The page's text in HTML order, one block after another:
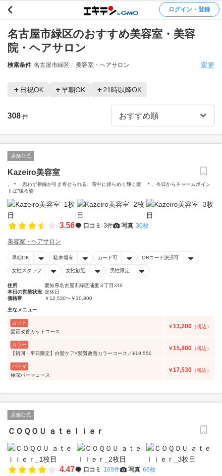
ログイン・登録
名古屋市緑区のおすすめ美容室・美容
院・ヘアサロン
検索条件 名古屋市緑区 美容室・ヘアサロン 変更
日祝OK 早朝OK 21時以降OK
308 件
店舗公式
Kazeiro美容室
。＊ 思わず視線が引き寄せられる、背中に揺らめく輝く髪 ＊。今日からチャームポイン
トは“後ろ姿”
3.56 口コミ 3件 写真 30枚
美容室・ヘアサロン
早朝OK 駐車場有 カード可 QRコード決済可
女性スタッフ 女性歓迎 男性限定
住所
愛知県名古屋市緑区浦里３丁目316
本日の営業状況 定休日
価格帯
￥12,530〜￥30,800
主なメニュー
カット
髪質改善カットコース
￥13,200 （税込）
カラー
【初回・平日限定】白髪ケア×髪質改善カラーコース／¥19,550
￥15,800 （税込）
パーマ
極潤パーマコース
￥17,530 （税込）
店舗公式
ＣＯＱＯＵ ａｔｅｌｉｅｒ
4.47 口コミ 169件 写真 66枚